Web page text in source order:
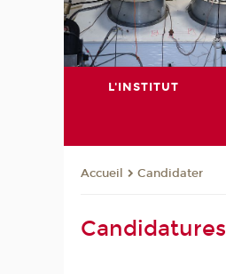
L'INSTITUT
Accueil Candidater
Candidatures